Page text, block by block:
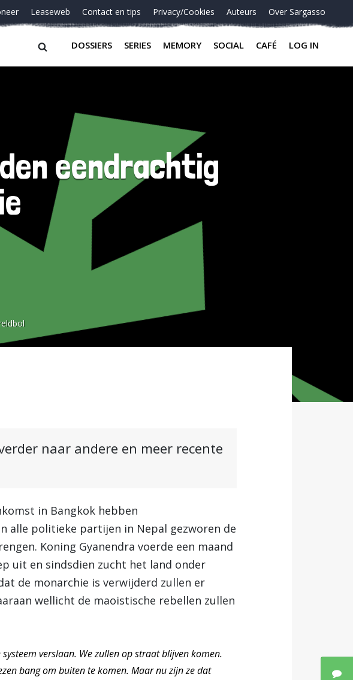
Leaseweb Contact en tips Privacy/Cookies Auteurs Over Sargasso
DOSSIERS SERIES MEMORY SOCIAL CAFÉ LOG IN
eendrachtig
naar andere en meer recente
in Bangkok hebben
alle politieke partijen in Nepal gezworen de
Koning Gyanendra voerde een maand
uit en sindsdien zucht het land onder
de monarchie is verwijderd zullen er
wellicht de maoistische rebellen zullen
verslaan. We zullen op straat blijven komen.
bang om buiten te komen. Maar nu zijn ze dat